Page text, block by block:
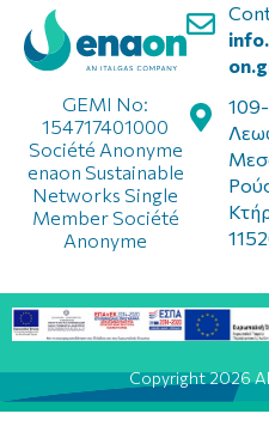
109-
GEMI No:
154717401000
Société Anonyme
enaon Sustainable
Networks Single
Member Société
Anonyme
Copyright 2026